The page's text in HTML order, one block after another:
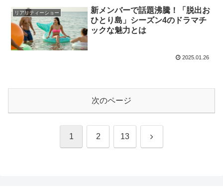
リアリティーショー
新メンバーで話題沸騰！「脱出お
ひとり島」シーズン4のドラマチ
ックな魅力とは
2025.01.26
次のページ
1 2 13 次